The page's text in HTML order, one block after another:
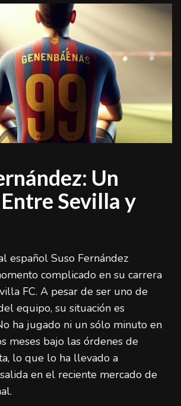
Un
Sevilla y
español Suso Fernández
complicado en su carrera
FC. A pesar de ser uno de
equipo, su situación es
ha jugado ni un sólo minuto en
meses bajo las órdenes de
lo que lo ha llevado a
en el reciente mercado de